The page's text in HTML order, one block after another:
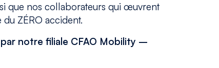
que nos collaborateurs qui œuvrent
ZÉRO accident.
notre filiale CFAO Mobility –